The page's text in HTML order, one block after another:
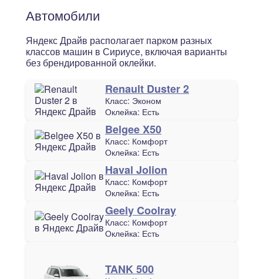
Автомобили
Яндекс Драйв располагает парком разных
классов машин в Сириусе, включая варианты
без брендированной оклейки.
Renault Duster 2
Класс: Эконом
Оклейка: Есть
Belgee X50
Класс: Комфорт
Оклейка: Есть
Haval Jolion
Класс: Комфорт
Оклейка: Есть
Geely Coolray
Класс: Комфорт
Оклейка: Есть
TANK 500